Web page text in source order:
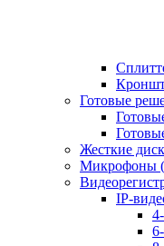
Готовые
Жесткие
Микрофоны
IP-